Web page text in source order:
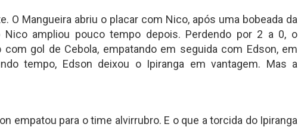
O Mangueira abriu o placar com Nico, após uma bobeada da
Nico ampliou pouco tempo depois. Perdendo por 2 a 0, o
gol de Cebola, empatando em seguida com Edson, em
tempo, Edson deixou o Ipiranga em vantagem. Mas a
empatou para o time alvirrubro. E o que a torcida do Ipiranga